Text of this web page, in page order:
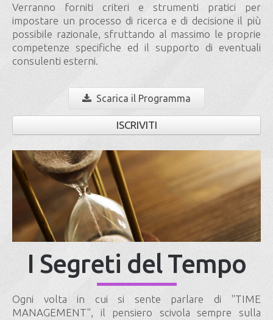
Verranno forniti criteri e strumenti pratici per
impostare un processo di ricerca e di decisione il più
possibile razionale, sfruttando al massimo le proprie
competenze specifiche ed il supporto di eventuali
consulenti esterni.
Scarica il Programma
ISCRIVITI
I Segreti del Tempo
Ogni volta in cui si sente parlare di "TIME
MANAGEMENT", il pensiero scivola sempre sulla